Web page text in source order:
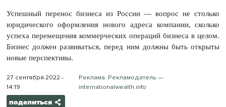
Успешный перенос бизнеса из России — вопрос не столько
юридического оформления нового адреса компании, сколько
успеха перемещения коммерческих операций бизнеса в целом.
Бизнес должен развиваться, перед ним должны быть открыты
новые перспективы.
27 сентября 2022 -
14:19
Реклама. Рекламодатель —
internationalwealth.info
поделиться